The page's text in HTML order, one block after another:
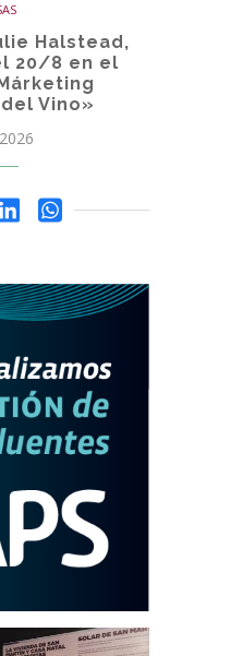
Halstead,
20/8 en el
Vino»